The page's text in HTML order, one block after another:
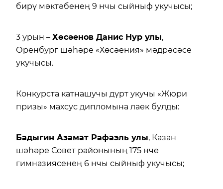
бирү мәктәбенең 9 нчы сыйныф укучысы;
3 урын – Хөсәенов Данис Нур улы,
Оренбург шәһәре «Хөсәения» мәдрәсәсе
укучысы.
Конкурста катнашучы дүрт укучы «Жюри
призы» махсус дипломына лаек булды:
Бадыгин Азамат Рафаэль улы, Казан
шәһәре Совет районының 175 нче
гимназиясенең 6 нчы сыйныф укучысы;